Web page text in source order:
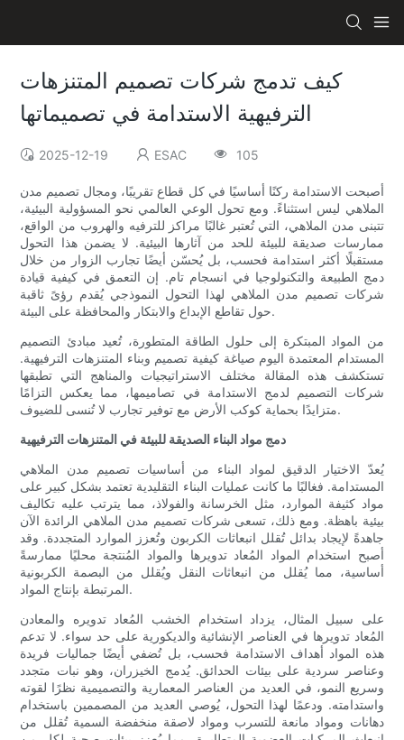
كيف تدمج شركات تصميم المتنزهات
الترفيهية الاستدامة في تصميماتها
2025-12-19 ESAC 105
أصبحت الاستدامة ركنًا أساسيًا في كل قطاع تقريبًا، ومجال تصميم مدن
الملاهي ليس استثناءً. ومع تحول الوعي العالمي نحو المسؤولية البيئية،
تتبنى مدن الملاهي، التي تُعتبر غالبًا مراكز للترفيه والهروب من الواقع،
ممارسات صديقة للبيئة للحد من آثارها البيئية. لا يضمن هذا التحول
مستقبلًا أكثر استدامة فحسب، بل يُحسّن أيضًا تجارب الزوار من خلال
دمج الطبيعة والتكنولوجيا في انسجام تام. إن التعمق في كيفية قيادة
شركات تصميم مدن الملاهي لهذا التحول النموذجي يُقدم رؤىً ثاقبة
حول تقاطع الإبداع والابتكار والمحافظة على البيئة.
من المواد المبتكرة إلى حلول الطاقة المتطورة، تُعيد مبادئ التصميم
المستدام المعتمدة اليوم صياغة كيفية تصميم وبناء المتنزهات الترفيهية.
تستكشف هذه المقالة مختلف الاستراتيجيات والمناهج التي تطبقها
شركات التصميم لدمج الاستدامة في تصاميمها، مما يعكس التزامًا
متزايدًا بحماية كوكب الأرض مع توفير تجارب لا تُنسى للضيوف.
دمج مواد البناء الصديقة للبيئة في المتنزهات الترفيهية
يُعدّ الاختيار الدقيق لمواد البناء من أساسيات تصميم مدن الملاهي
المستدامة. فغالبًا ما كانت عمليات البناء التقليدية تعتمد بشكل كبير على
مواد كثيفة الموارد، مثل الخرسانة والفولاذ، مما يترتب عليه تكاليف
بيئية باهظة. ومع ذلك، تسعى شركات تصميم مدن الملاهي الرائدة الآن
جاهدةً لإيجاد بدائل تُقلل انبعاثات الكربون وتُعزز الموارد المتجددة. وقد
أصبح استخدام المواد المُعاد تدويرها والمواد المُنتجة محليًا ممارسةً
أساسية، مما يُقلل من انبعاثات النقل ويُقلل من البصمة الكربونية
المرتبطة بإنتاج المواد.
على سبيل المثال، يزداد استخدام الخشب المُعاد تدويره والمعادن
المُعاد تدويرها في العناصر الإنشائية والديكورية على حد سواء. لا تدعم
هذه المواد أهداف الاستدامة فحسب، بل تُضفي أيضًا جماليات فريدة
وعناصر سردية على بيئات الحدائق. يُدمج الخيزران، وهو نبات متجدد
وسريع النمو، في العديد من العناصر المعمارية والتصميمية نظرًا لقوته
واستدامته. ودعمًا لهذا التحول، يُوصي العديد من المصممين باستخدام
دهانات ومواد مانعة للتسرب ومواد لاصقة منخفضة السمية تُقلل من